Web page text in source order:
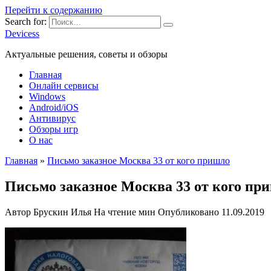
Перейти к содержанию
Search for:
Devicess
Актуальные решения, советы и обзоры
Главная
Онлайн сервисы
Windows
Android/iOS
Антивирус
Обзоры игр
О нас
Главная » Письмо заказное Москва 33 от кого пришло
Письмо заказное Москва 33 от кого
Автор Брускин Илья На чтение мин Опубликовано 11.09.2019